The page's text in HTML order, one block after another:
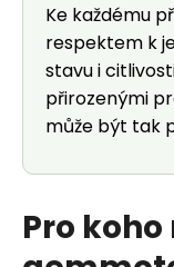
Ke každému
respektem k
stavu i
přirozenými
může být tak
Pro